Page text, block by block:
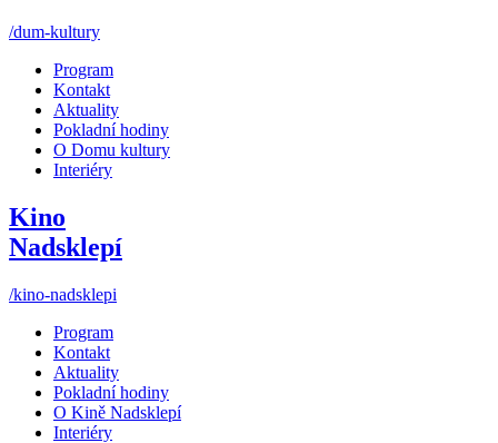
/dum-kultury
Program
Kontakt
Aktuality
Pokladní hodiny
O Domu kultury
Interiéry
Kino
Nadsklepí
/kino-nadsklepi
Program
Kontakt
Aktuality
Pokladní hodiny
O Kině Nadsklepí
Interiéry